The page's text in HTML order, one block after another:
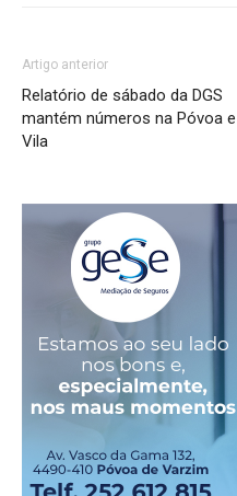
Artigo anterior
Relatório de sábado da DGS
mantém números na Póvoa e
Vila